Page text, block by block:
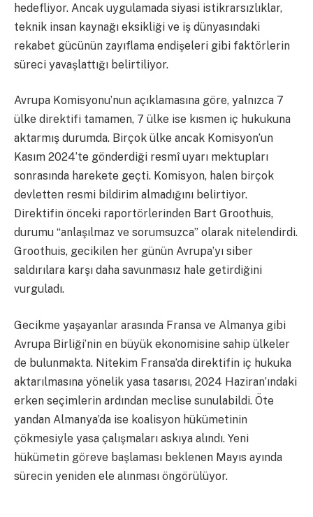
hedefliyor. Ancak uygulamada siyasi istikrarsızlıklar,
teknik insan kaynağı eksikliği ve iş dünyasındaki
rekabet gücünün zayıflama endişeleri gibi faktörlerin
süreci yavaşlattığı belirtiliyor.
Avrupa Komisyonu’nun açıklamasına göre, yalnızca 7
ülke direktifi tamamen, 7 ülke ise kısmen iç hukukuna
aktarmış durumda. Birçok ülke ancak Komisyon’un
Kasım 2024’te gönderdiği resmî uyarı mektupları
sonrasında harekete geçti. Komisyon, halen birçok
devletten resmi bildirim almadığını belirtiyor.
Direktifin önceki raportörlerinden Bart Groothuis,
durumu “anlaşılmaz ve sorumsuzca” olarak nitelendirdi.
Groothuis, gecikilen her günün Avrupa’yı siber
saldırılara karşı daha savunmasız hale getirdiğini
vurguladı.
Gecikme yaşayanlar arasında Fransa ve Almanya gibi
Avrupa Birliği’nin en büyük ekonomisine sahip ülkeler
de bulunmakta. Nitekim Fransa’da direktifin iç hukuka
aktarılmasına yönelik yasa tasarısı, 2024 Haziran’ındaki
erken seçimlerin ardından meclise sunulabildi. Öte
yandan Almanya’da ise koalisyon hükümetinin
çökmesiyle yasa çalışmaları askıya alındı. Yeni
hükümetin göreve başlaması beklenen Mayıs ayında
sürecin yeniden ele alınması öngörülüyor.